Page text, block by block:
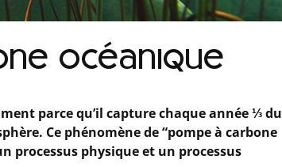
océanique
parce qu’il capture chaque année ⅓ du
Ce phénomène de “pompe à carbone
processus physique et un processus